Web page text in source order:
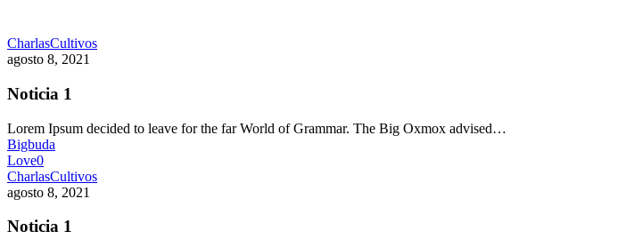
CharlasCultivos
agosto 8, 2021
Noticia 1
Lorem Ipsum decided to leave for the far World of Grammar. The Big Oxmox advised…
Bigbuda
Love0
CharlasCultivos
agosto 8, 2021
Noticia 1